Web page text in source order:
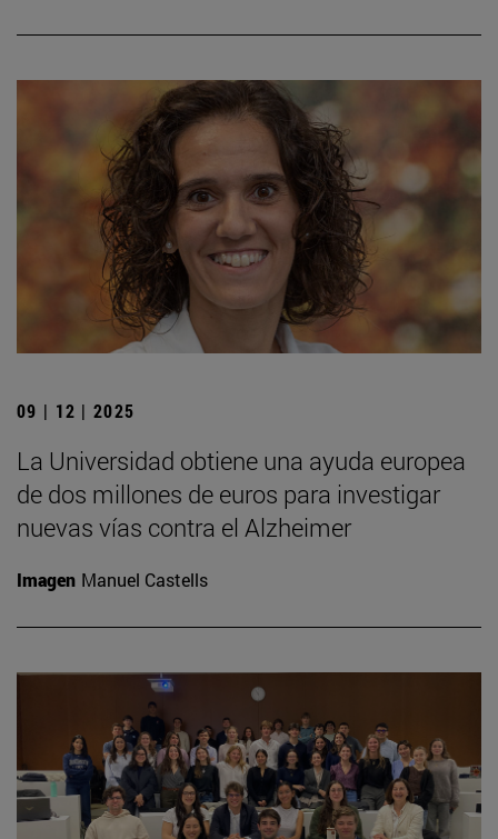
09 | 12 | 2025
La Universidad obtiene una ayuda europea
de dos millones de euros para investigar
nuevas vías contra el Alzheimer
Imagen Manuel Castells